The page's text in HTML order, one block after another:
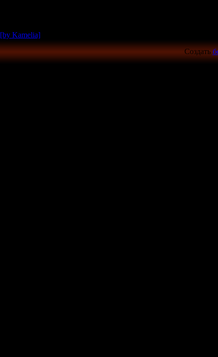
[by Kamelia]
Создать